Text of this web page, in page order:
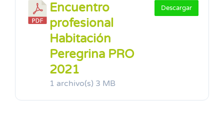
Encuentro
profesional
Habitación
Peregrina PRO
2021
1 archivo(s) 3 MB
Descargar